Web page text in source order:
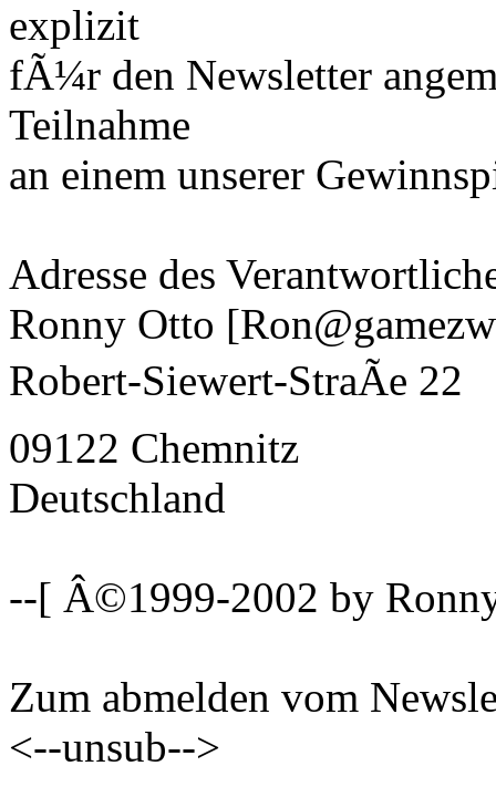
explizit
fÃ¼r den Newsletter
Teilnahme
an einem unserer
Adresse des
Ronny Otto
Robert-Siewert-StraÃe 22
09122 Chemnitz
Deutschland
--[ Â©1999-2002 by
Zum abmelden vom
<--unsub-->